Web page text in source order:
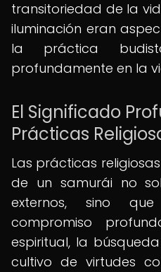
transitoriedad de la
iluminación eran
la práctica
profundamente en la
El Significado
Prácticas
Las prácticas
de un samurái no
externos, sino
compromiso
espiritual, la
cultivo de virtudes